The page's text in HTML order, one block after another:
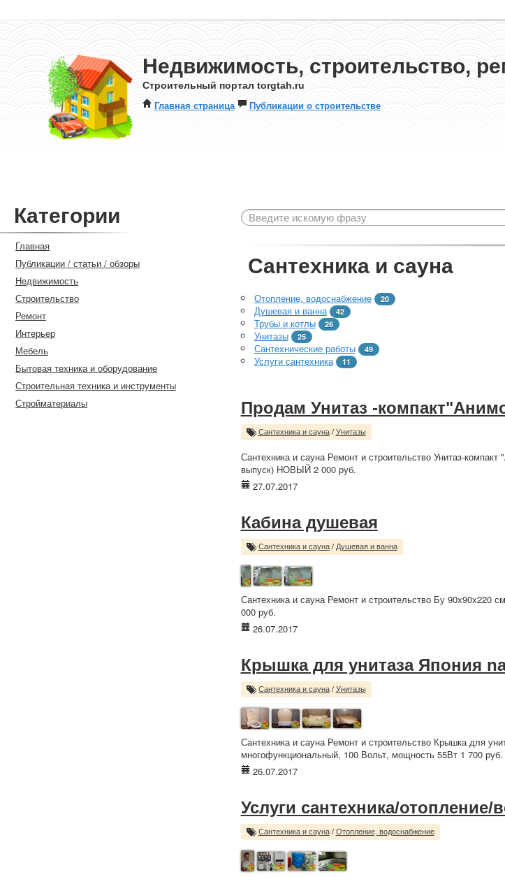
Недвижимость, строительство,
Строительный портал torgtah.ru
Главная страница Публикации о строительстве
Категории
Главная
Публикации / статьи / обзоры
Недвижимость
Строительство
Ремонт
Интерьер
Мебель
Бытовая техника и оборудование
Строительная техника и инструменты
Стройматериалы
Сантехника и сауна
Отопление, водоснабжение 20
Душевая и ванна 42
Трубы и котлы 26
Унитазы 25
Сантехнические работы 49
Услуги сантехника 11
Продам Унитаз -
Сантехника и сауна/ Унитазы
Сантехника и сауна Ремонт и строительство Унитаз-
выпуск) НОВЫЙ 2 000 руб.
27.07.2017
Кабина душевая
Сантехника и сауна/ Душевая и ванна
Сантехника и сауна Ремонт и строительство Бу 90х90х220
000 руб.
26.07.2017
Крышка для унитаза Япония
Сантехника и сауна/ Унитазы
Сантехника и сауна Ремонт и строительство Крышка для
многофункциональный, 100 Вольт, мощность 55Вт 1 700 руб.
26.07.2017
Услуги сантехника/отопление/
Сантехника и сауна/ Отопление, водоснабжение